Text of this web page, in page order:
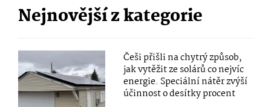
Nejnovější z kategorie
Češi přišli na chytrý způsob,
jak vytěžit ze solárů co nejvíc
energie. Speciální nátěr zvýší
účinnost o desítky procent